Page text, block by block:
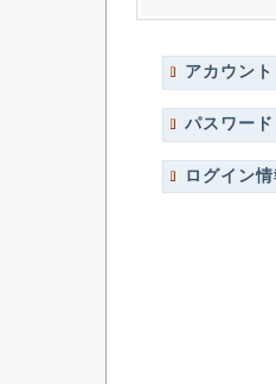
アカウント
パスワード
ログイン